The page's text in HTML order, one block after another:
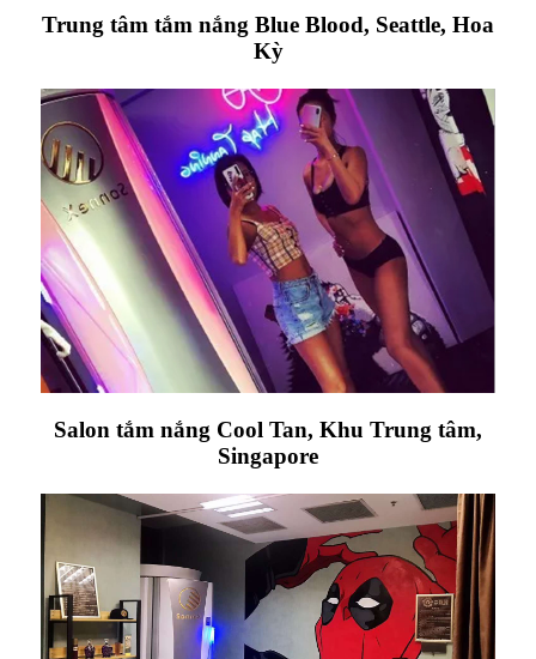
Trung tâm tắm nắng Blue Blood, Seattle, Hoa
Kỳ
Salon tắm nắng Cool Tan, Khu Trung tâm,
Singapore